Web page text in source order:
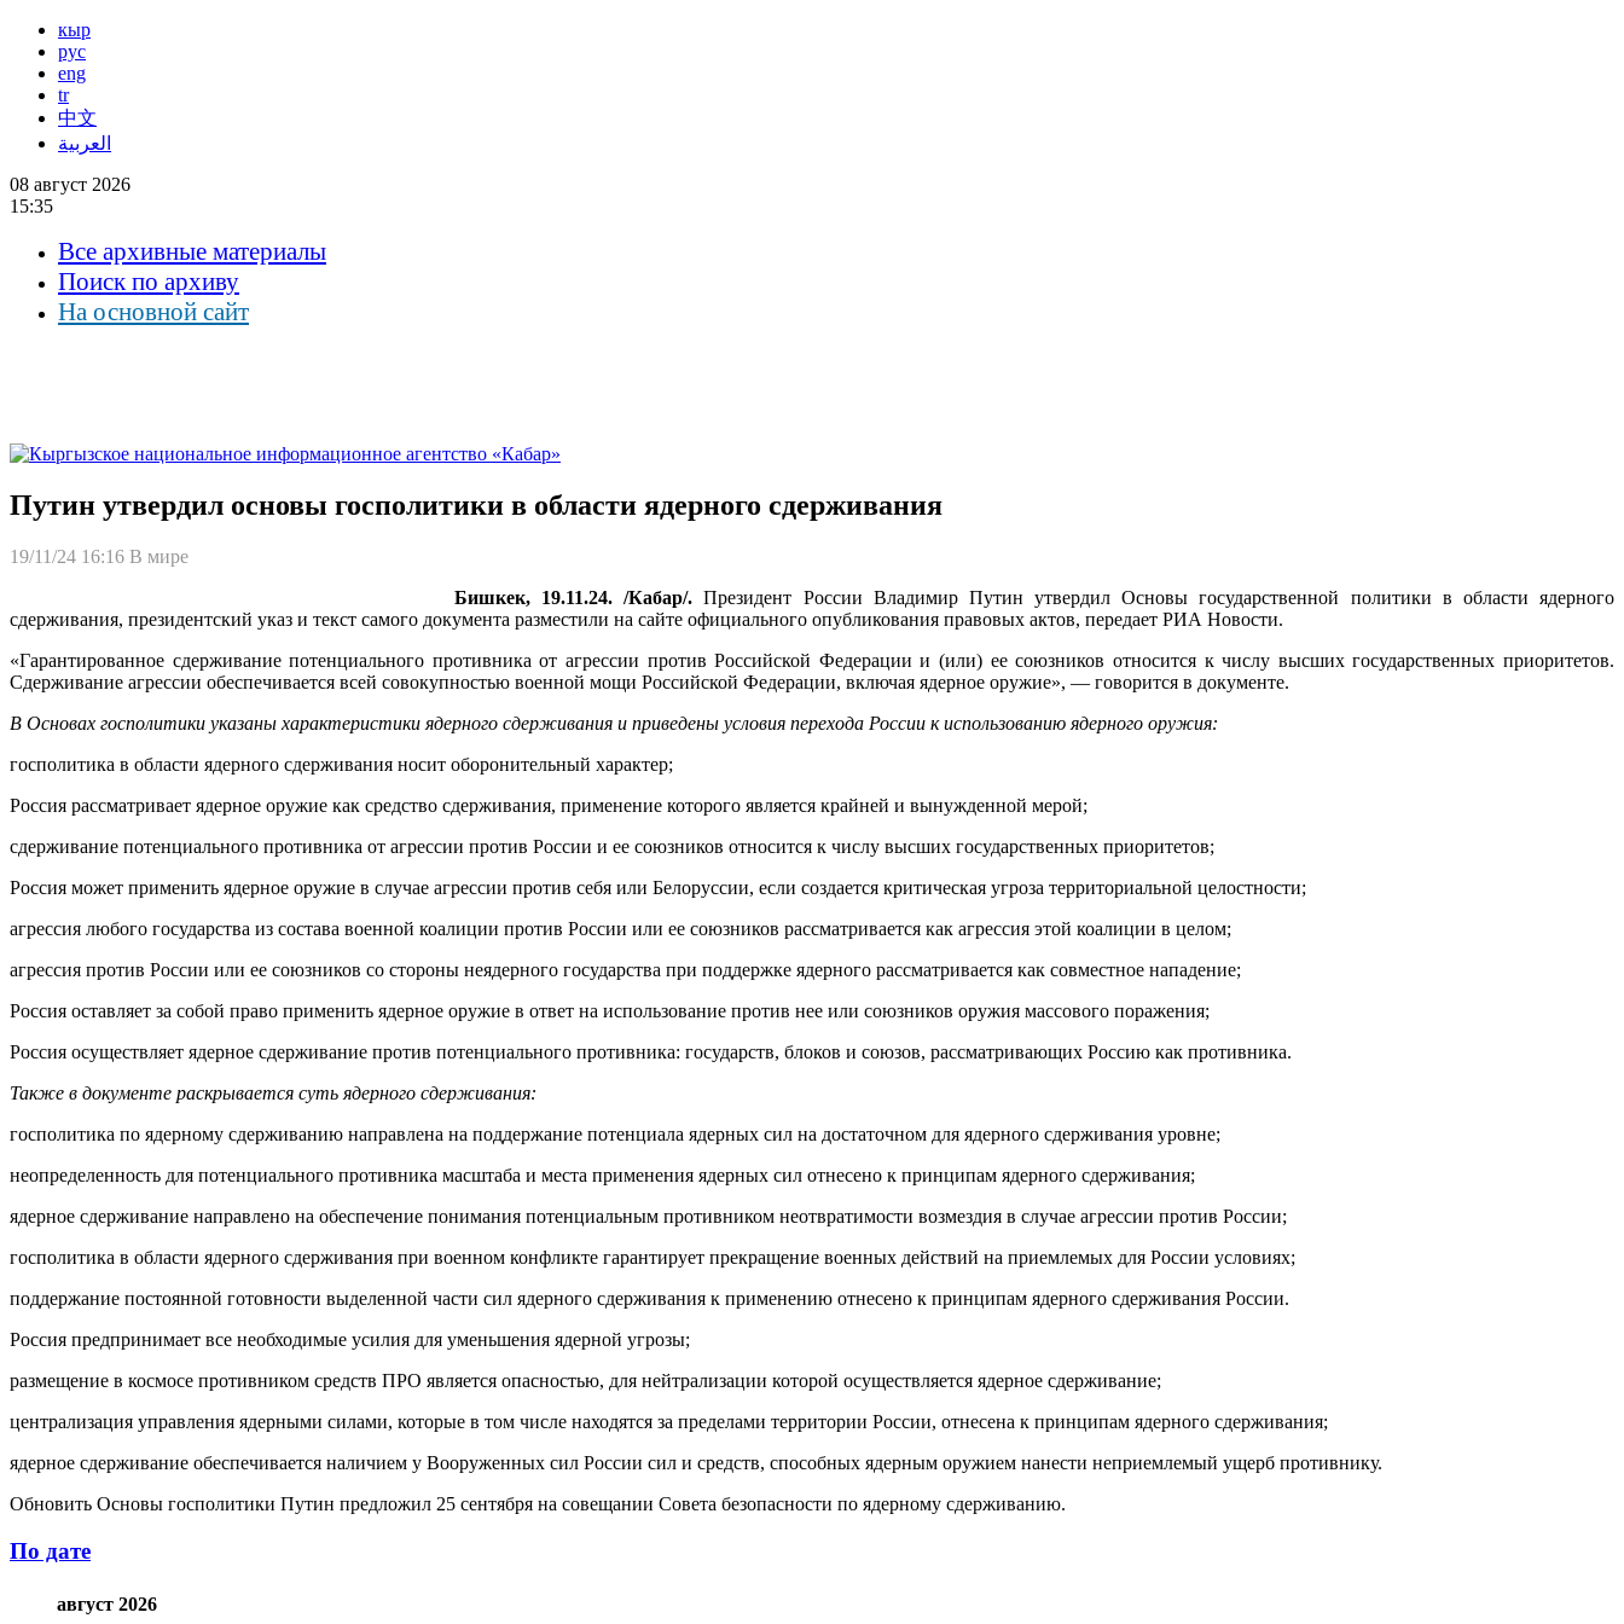
кыр
рус
eng
tr
中文
العربية
08 август 2026
15:35
Все архивные материалы
Поиск по архиву
На основной сайт
Путин утвердил основы госполитики в области ядерного сдерживания
19/11/24 16:16 В мире
Бишкек, 19.11.24. /Кабар/. Президент России Владимир Путин утвердил Основы государственной политики в области ядерного
сдерживания, президентский указ и текст самого документа разместили на сайте официального опубликования правовых актов, передает РИА Новости.
«Гарантированное сдерживание потенциального противника от агрессии против Российской Федерации и (или) ее союзников относится к числу высших государственных приоритетов.
Сдерживание агрессии обеспечивается всей совокупностью военной мощи Российской Федерации, включая ядерное оружие», — говорится в документе.
В Основах госполитики указаны характеристики ядерного сдерживания и приведены условия перехода России к использованию ядерного оружия:
госполитика в области ядерного сдерживания носит оборонительный характер;
Россия рассматривает ядерное оружие как средство сдерживания, применение которого является крайней и вынужденной мерой;
сдерживание потенциального противника от агрессии против России и ее союзников относится к числу высших государственных приоритетов;
Россия может применить ядерное оружие в случае агрессии против себя или Белоруссии, если создается критическая угроза территориальной целостности;
агрессия любого государства из состава военной коалиции против России или ее союзников рассматривается как агрессия этой коалиции в целом;
агрессия против России или ее союзников со стороны неядерного государства при поддержке ядерного рассматривается как совместное нападение;
Россия оставляет за собой право применить ядерное оружие в ответ на использование против нее или союзников оружия массового поражения;
Россия осуществляет ядерное сдерживание против потенциального противника: государств, блоков и союзов, рассматривающих Россию как противника.
Также в документе раскрывается суть ядерного сдерживания:
госполитика по ядерному сдерживанию направлена на поддержание потенциала ядерных сил на достаточном для ядерного сдерживания уровне;
неопределенность для потенциального противника масштаба и места применения ядерных сил отнесено к принципам ядерного сдерживания;
ядерное сдерживание направлено на обеспечение понимания потенциальным противником неотвратимости возмездия в случае агрессии против России;
госполитика в области ядерного сдерживания при военном конфликте гарантирует прекращение военных действий на приемлемых для России условиях;
поддержание постоянной готовности выделенной части сил ядерного сдерживания к применению отнесено к принципам ядерного сдерживания России.
Россия предпринимает все необходимые усилия для уменьшения ядерной угрозы;
размещение в космосе противником средств ПРО является опасностью, для нейтрализации которой осуществляется ядерное сдерживание;
централизация управления ядерными силами, которые в том числе находятся за пределами территории России, отнесена к принципам ядерного сдерживания;
ядерное сдерживание обеспечивается наличием у Вооруженных сил России сил и средств, способных ядерным оружием нанести неприемлемый ущерб противнику.
Обновить Основы госполитики Путин предложил 25 сентября на совещании Совета безопасности по ядерному сдерживанию.
По дате
август 2026